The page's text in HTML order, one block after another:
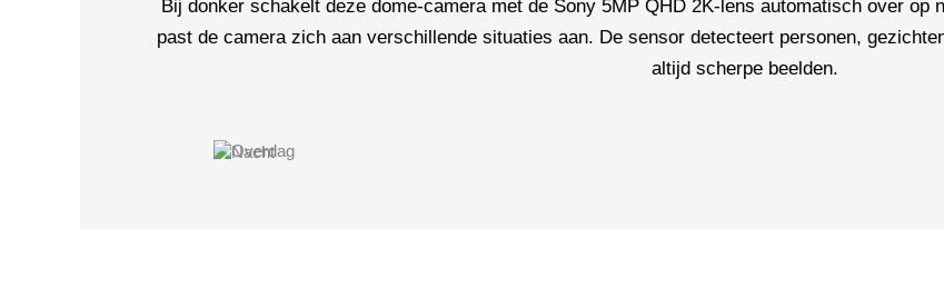
Bij donker schakelt deze dome-camera met de Sony 5MP QHD 2K-lens automatisch over
past de camera zich aan verschillende situaties aan. De sensor detecteert personen,
altijd scherpe beelden.